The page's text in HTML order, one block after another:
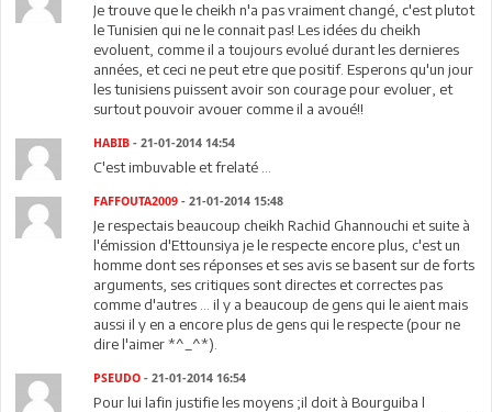
Je trouve que le cheikh n'a pas vraiment changé, c'est plutot
le Tunisien qui ne le connait pas! Les idées du cheikh
evoluent, comme il a toujours evolué durant les dernieres
années, et ceci ne peut etre que positif. Esperons qu'un jour
les tunisiens puissent avoir son courage pour evoluer, et
surtout pouvoir avouer comme il a avoué!!
HABIB- 21-01-2014 14:54
C'est imbuvable et frelaté ...
FAFFOUTA2009 - 21-01-2014 15:48
Je respectais beaucoup cheikh Rachid Ghannouchi et suite à
l'émission d'Ettounsiya je le respecte encore plus, c'est un
homme dont ses réponses et ses avis se basent sur de forts
arguments, ses critiques sont directes et correctes pas
comme d'autres ... il y a beaucoup de gens qui le aient mais
aussi il y en a encore plus de gens qui le respecte (pour ne
dire l'aimer *^_^*).
PSEUDO - 21-01-2014 16:54
Pour lui lafin justifie les moyens ;il doit à Bourguiba l